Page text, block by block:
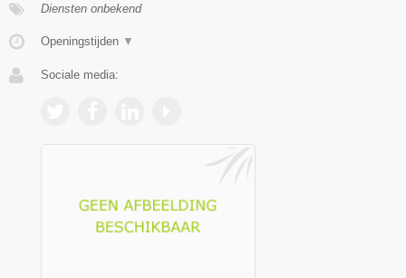
Diensten onbekend
Openingstijden ▼
Sociale media: